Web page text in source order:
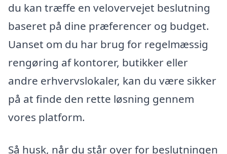
du kan træffe en velovervejet beslutning
baseret på dine præferencer og budget.
Uanset om du har brug for regelmæssig
rengøring af kontorer, butikker eller
andre erhvervslokaler, kan du være sikker
på at finde den rette løsning gennem
vores platform.
Så husk, når du står over for beslutningen